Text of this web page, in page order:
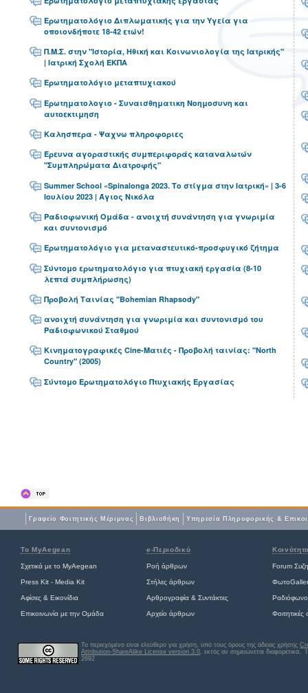
Ερωτηματολόγιο Διπλωματικής για την Υγεία για
οποιονδήποτε 18-42 ετών!
Π.Μ.Σ. στην "Ιστορία, Ηθική και Κοινωνιολογία της Ιατρικής"
| Ιατρική Σχολή ΕΚΠΑ
Ερωτηματολόγιο μεταπτυχιακού
Ερωτηματολογιο - Συναισθηματικη Νοημοσυνη και
αυτοεκτιμηση
Καλησπερα - Ψαχνω πληροφοριες
Έρευνα αγοραστικής συμπεριφοράς καταναλωτών
"Συμπληρώματα Διατροφής"
Summer School «Spinalonga 2023. Το στίγμα στην Ιατρική» | 3-6
Ιουλίου 2023 | Άγιος Νικόλα
Ραδιοφωνική Ομάδα - ανοιχτή συνάντηση για γνωριμία
και συντονισμό
Ερωτηματολόγιο για μεταναστευτικό-προσφυγικό ζήτημα
Σύντομο ερωτηματολόγιο για πτυχιακή εργασία (8-10
λεπτά συμπλήρωσης)
Προβολή Ταινίας "Bohemian Rhapsody"
ανοιχτή συνάντηση για γνωριμία και συντονισμό του
Ραδιοφωνικού Σταθμού
Κινηματογραφικές Cine-Ματιές - Προβολή ταινίας: "North
Country" (2005)
Σύντομο Ερωτηματολόγιο Πτυχιακής Εργασίας
Γραφείο Φοιτητικής Μέριμνας Βιβλιοθήκη Yπηρεσία Πληροφορικής &
Το MyAegean e-Περιοδικό
Σχετικά με το MyAegean Ροή άρθρων Forum
Press Kit - Media Kit Στήλες άρθρων
Αφίσες & Εικονίδια Αρθρογραφία & Συντάκτες Ραδιόφωνο
Επικοινωνία με την Ομάδα Αρχείο άρθρων
Το περιεχόμενο είναι ελεύθερο για χρήση, υπό τους όρους της άδειας χρήσης
Attribution-ShareAlike License version 3.0, εκτός αν σημειώνεται διαφορετικά.
2692